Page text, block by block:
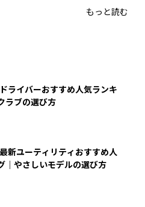
もっと読む
ライバーおすすめ人気ランキ
ラブの選び方
新ユーティリティおすすめ人
｜やさしいモデルの選び方